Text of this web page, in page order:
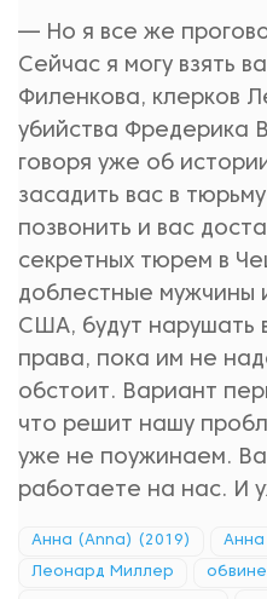
— Но я все же
Сейчас я могу взять
Филенкова, клерков
убийства Фредерика
говоря уже об
засадить вас в
позвонить и вас
секретных тюрем в
доблестные мужчины
США, будут нарушать
права, пока им не
обстоит. Вариант
что решит нашу
уже не поужинаем.
работаете на нас. И
Анна (Anna) (2019) Анна
Леонард Миллер